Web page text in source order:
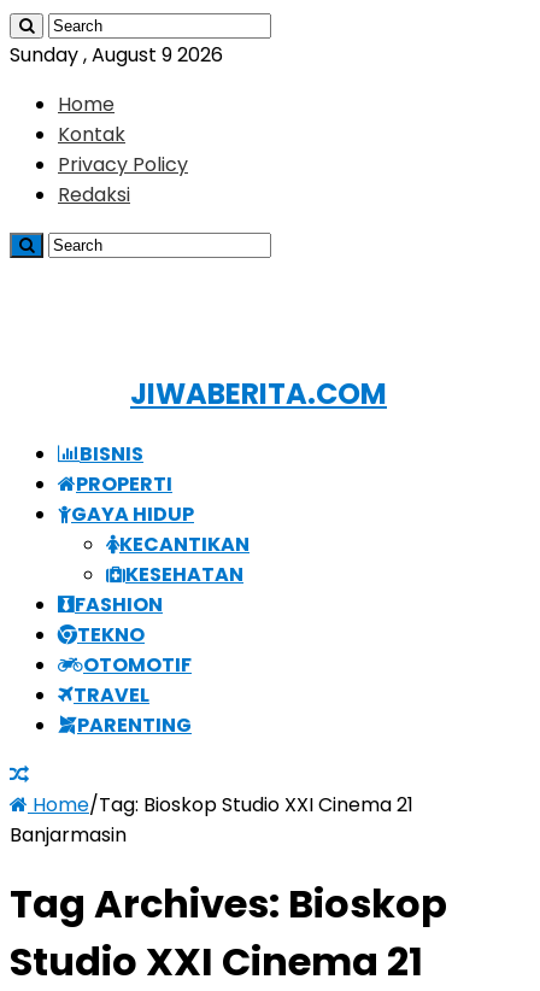
Sunday , August 9 2026
Home
Kontak
Privacy Policy
Redaksi
JIWABERITA.COM
BISNIS
PROPERTI
GAYA HIDUP
KECANTIKAN
KESEHATAN
FASHION
TEKNO
OTOMOTIF
TRAVEL
PARENTING
Home/Tag: Bioskop Studio XXI Cinema 21
Banjarmasin
Tag Archives: Bioskop
Studio XXI Cinema 21